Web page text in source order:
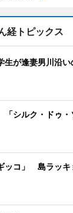
経トピックス
生が逢妻男川沿
シルク・ドゥ・
ッコ」 島ラッキ